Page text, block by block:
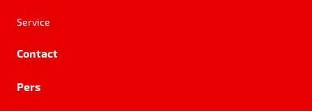
Service
Contact
Pers